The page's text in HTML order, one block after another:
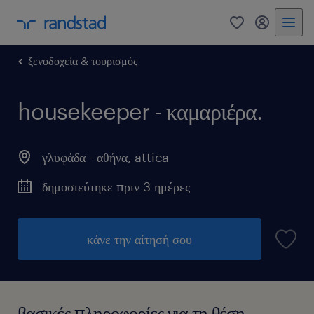
ξενοδοχεία & τουρισμός
housekeeper - καμαριέρα.
γλυφάδα - αθήνα, attica
δημοσιεύτηκε πριν 3 ημέρες
κάνε την αίτησή σου